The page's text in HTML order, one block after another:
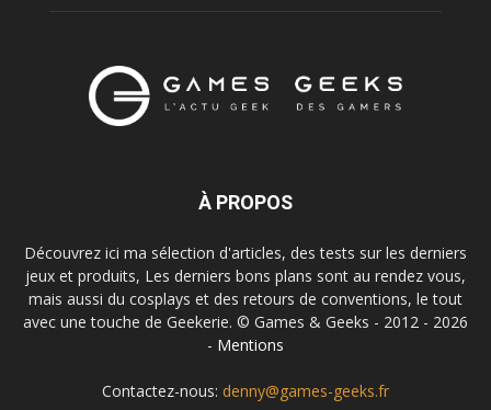
À PROPOS
Découvrez ici ma sélection d'articles, des tests sur les derniers
jeux et produits, Les derniers bons plans sont au rendez vous,
mais aussi du cosplays et des retours de conventions, le tout
avec une touche de Geekerie. © Games & Geeks - 2012 - 2026
- Mentions
Contactez-nous: denny@games-geeks.fr